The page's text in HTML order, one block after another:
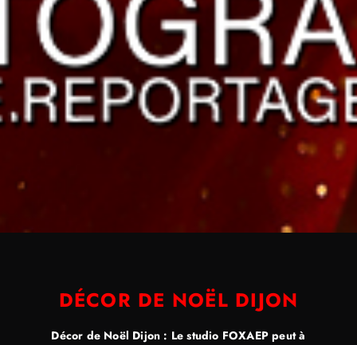
DÉCOR DE NOËL DIJON
Décor de Noël Dijon : Le studio FOXAEP peut à